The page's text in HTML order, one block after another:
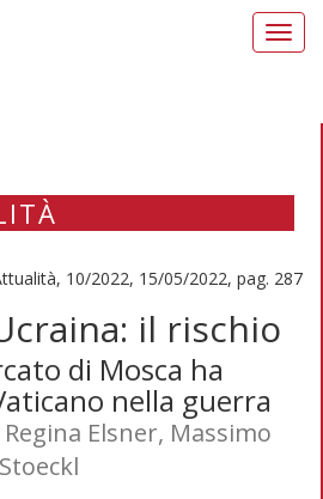
10/2022, 15/05/2022, pag. 287
il rischio
di Mosca ha
nella guerra
Elsner, Massimo